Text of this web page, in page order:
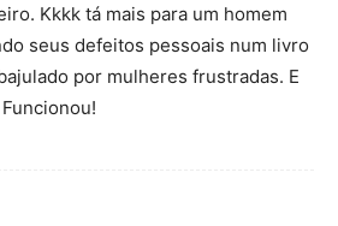
Kkkk tá mais para um homem
seus defeitos pessoais num livro
por mulheres frustradas. E